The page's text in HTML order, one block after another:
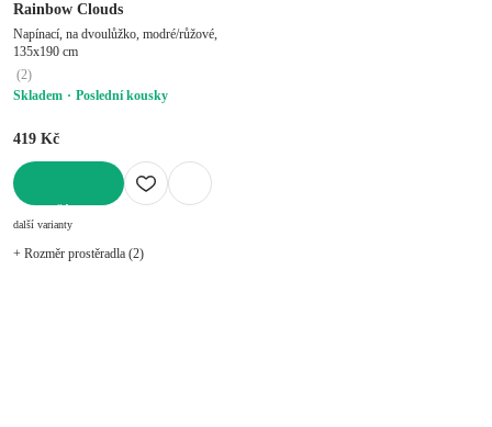
Rainbow Clouds
Napínací, na dvoulůžko, modré/růžové,
135x190 cm
(2)
Skladem
Poslední kousky
419 Kč
další varianty
+ Rozměr prostěradla (2)